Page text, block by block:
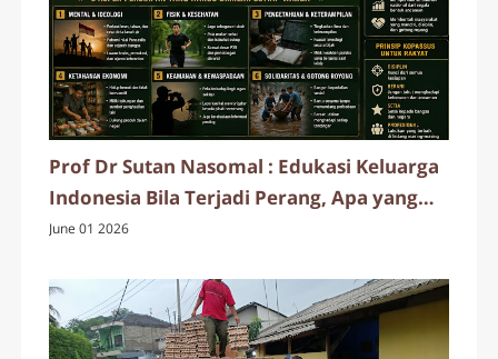
Prof Dr Sutan Nasomal : Edukasi Keluarga
Indonesia Bila Terjadi Perang, Apa yang
Harus di Lakukan Sangat Penting
June 01 2026